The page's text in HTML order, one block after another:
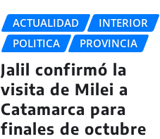
ACTUALIDAD
INTERIOR
POLITICA
PROVINCIA
Jalil confirmó la
visita de Milei a
Catamarca para
finales de octubre